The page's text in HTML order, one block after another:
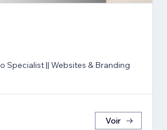
Specialist || Websites & Branding
Voir